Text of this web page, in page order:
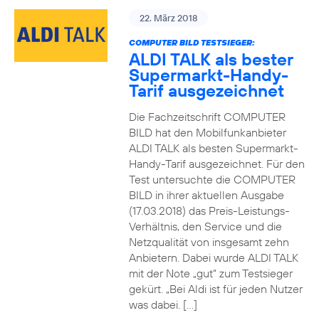
22. März 2018
COMPUTER BILD TESTSIEGER:
ALDI TALK als bester
Supermarkt-Handy-
Tarif ausgezeichnet
Die Fachzeitschrift COMPUTER
BILD hat den Mobilfunkanbieter
ALDI TALK als besten Supermarkt-
Handy-Tarif ausgezeichnet. Für den
Test untersuchte die COMPUTER
BILD in ihrer aktuellen Ausgabe
(17.03.2018) das Preis-Leistungs-
Verhältnis, den Service und die
Netzqualität von insgesamt zehn
Anbietern. Dabei wurde ALDI TALK
mit der Note „gut“ zum Testsieger
gekürt. „Bei Aldi ist für jeden Nutzer
was dabei. […]